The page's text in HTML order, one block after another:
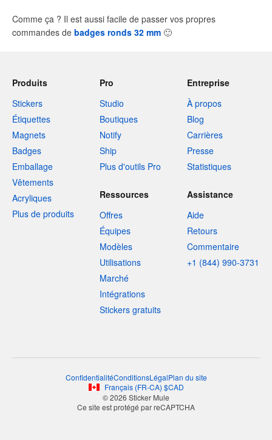
Comme ça ? Il est aussi facile de passer vos propres
commandes de badges ronds 32 mm 🙂
Produits
Stickers
Étiquettes
Magnets
Badges
Emballage
Vêtements
Acryliques
Plus de produits
Pro
Studio
Boutiques
Notify
Ship
Plus d'outils Pro
Entreprise
À propos
Blog
Carrières
Presse
Statistiques
Ressources
Offres
Équipes
Modèles
Utilisations
Marché
Intégrations
Stickers gratuits
Assistance
Aide
Retours
Commentaire
+1 (844) 990-3731
ConfidentialitéConditionsLégalPlan du site
Français(FR-CA) $CAD
© 2026 Sticker Mule
Ce site est protégé par reCAPTCHA